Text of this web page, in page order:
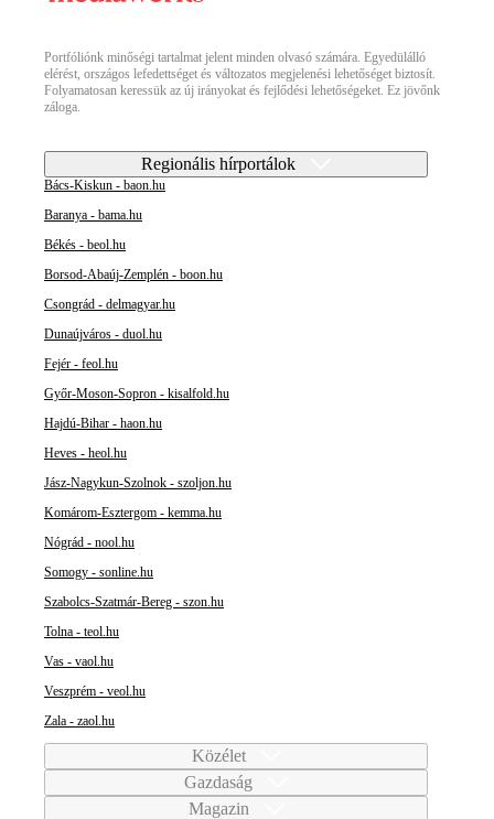
Portfóliónk minőségi tartalmat jelent minden olvasó számára. Egyedülálló
elérést, országos lefedettséget és változatos megjelenési lehetőséget biztosít.
Folyamatosan keressük az új irányokat és fejlődési lehetőségeket. Ez jövőnk
záloga.
Regionális hírportálok
Bács-Kiskun - baon.hu
Baranya - bama.hu
Békés - beol.hu
Borsod-Abaúj-Zemplén - boon.hu
Csongrád - delmagyar.hu
Dunaújváros - duol.hu
Fejér - feol.hu
Győr-Moson-Sopron - kisalfold.hu
Hajdú-Bihar - haon.hu
Heves - heol.hu
Jász-Nagykun-Szolnok - szoljon.hu
Komárom-Esztergom - kemma.hu
Nógrád - nool.hu
Somogy - sonline.hu
Szabolcs-Szatmár-Bereg - szon.hu
Tolna - teol.hu
Vas - vaol.hu
Veszprém - veol.hu
Zala - zaol.hu
Közélet
Gazdaság
Magazin